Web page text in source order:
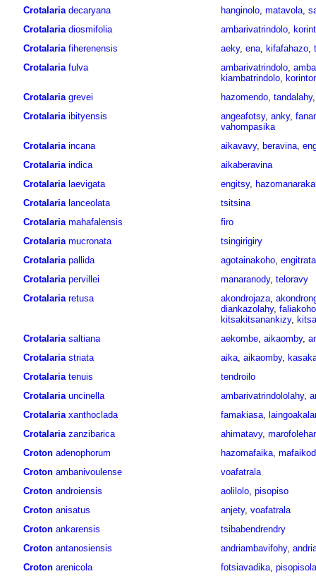
Crotalaria decaryana hanginolo, matavola,
Crotalaria diosmifolia ambarivatrindolo,
Crotalaria fiherenensis aeky, ena, kifafahazo,
Crotalaria fulva ambarivatrindolo,
kiambatrindolo,
Crotalaria grevei hazomendo, tandalahy
Crotalaria ibityensis angeafotsy, anky,
vahompasika
Crotalaria incana aikavavy, beravina,
Crotalaria indica
aikaberavina
Crotalaria laevigata engitsy,
Crotalaria lanceolata
tsitsina
Crotalaria mahafalensis
firo
Crotalaria mucronata
tsingirigiry
Crotalaria pallida agotainakoho,
Crotalaria pervillei manaranody, teloravy
Crotalaria retusa akondrojaza,
diankazolahy, faliakoho
kitsakitsanankizy,
Crotalaria saltiana aekombe, aikaomby,
Crotalaria striata aika, aikaomby,
Crotalaria tenuis
tendroilo
Crotalaria uncinella ambarivatrindololahy,
Crotalaria xanthoclada famakiasa,
Crotalaria zanzibarica ahimatavy,
Croton adenophorum hazomafaika,
Croton ambanivoulense
voafatrala
Croton androiensis aolilolo, pisopiso
Croton anisatus anjety, voafatrala
Croton ankarensis
tsibabendrendry
Croton antanosiensis andriambavifohy,
Croton arenicola fotsiavadika,